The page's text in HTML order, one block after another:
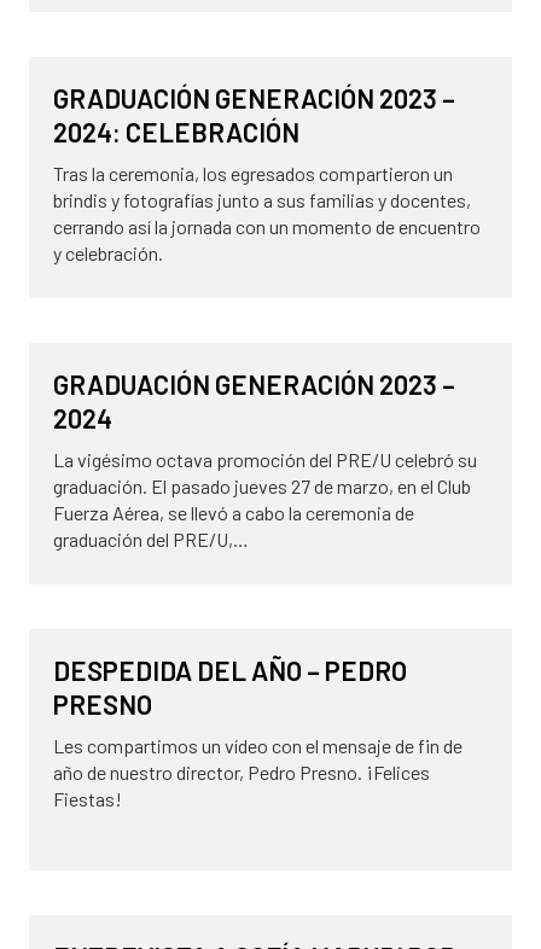
GRADUACIÓN GENERACIÓN 2023 –
2024: CELEBRACIÓN
Tras la ceremonia, los egresados compartieron un
brindis y fotografías junto a sus familias y docentes,
cerrando así la jornada con un momento de encuentro
y celebración.
NOVEDADES
GRADUACIÓN GENERACIÓN 2023 –
2024
La vigésimo octava promoción del PRE/U celebró su
graduación. El pasado jueves 27 de marzo, en el Club
Fuerza Aérea, se llevó a cabo la ceremonia de
graduación del PRE/U,…
NOVEDADES
DESPEDIDA DEL AÑO – PEDRO
PRESNO
Les compartimos un vídeo con el mensaje de fin de
año de nuestro director, Pedro Presno. ¡Felices
Fiestas!